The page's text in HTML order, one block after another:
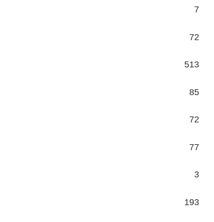
7
72
513
85
72
77
3
193